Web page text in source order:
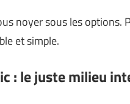
noyer sous les options.
et simple.
: le juste milieu